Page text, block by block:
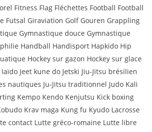
Fitness Flag Fléchettes Football Football
Futsal Giraviation Golf Gouren Grappling
Gymnastique douce Gymnastique
Handball Handisport Hapkido Hip
Hockey sur gazon Hockey sur glace
Jeet kune do Jetski Jiu-Jitsu brésilien
nautiques Ju-Jitsu traditionnel Judo Kali
Kempo Kendo Kenjutsu Kick boxing
Krav maga Kung fu Kyudo Lacrosse
contact Lutte gréco-romaine Lutte libre